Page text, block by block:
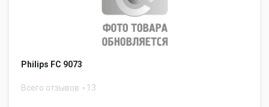
Philips FC 9073
Всего отзывов 13